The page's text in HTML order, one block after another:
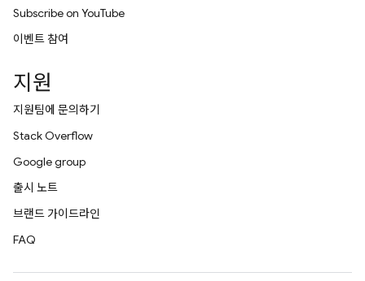
Subscribe on YouTube
이벤트 참여
지원
지원팀에 문의하기
Stack Overflow
Google group
출시 노트
브랜드 가이드라인
FAQ